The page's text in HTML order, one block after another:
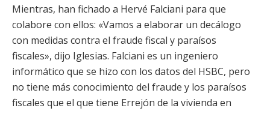
Mientras, han fichado a Hervé Falciani para que
colabore con ellos: «Vamos a elaborar un decálogo
con medidas contra el fraude fiscal y paraísos
fiscales», dijo Iglesias. Falciani es un ingeniero
informático que se hizo con los datos del HSBC, pero
no tiene más conocimiento del fraude y los paraísos
fiscales que el que tiene Errejón de la vivienda en